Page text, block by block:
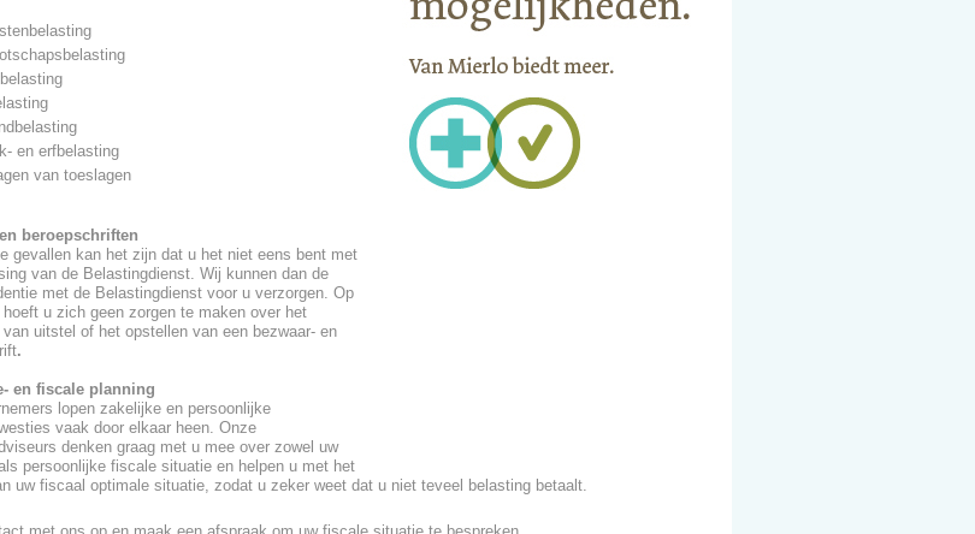
en erfbelasting
van toeslagen
beroepschriften
gevallen kan het zijn dat u het niet eens bent met
van de Belastingdienst. Wij kunnen dan de
met de Belastingdienst voor u verzorgen. Op
hoeft u zich geen zorgen te maken over het
van uitstel of het opstellen van een bezwaar- en
.
en fiscale planning
lopen zakelijke en persoonlijke
vaak door elkaar heen. Onze
denken graag met u mee over zowel uw
persoonlijke fiscale situatie en helpen u met het
uw fiscaal optimale situatie, zodat u zeker weet dat u niet teveel belasting betaalt.